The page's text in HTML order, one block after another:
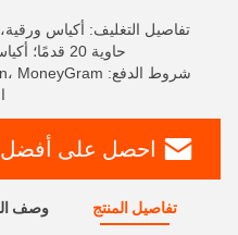
حاوية 20 قدمًا؛ أكياس بولي كبيرة، 100 كجم في كل منها،
شروط الدفع: L/C، D/A، D/P، T/T، Western Union، MoneyGram
احصل على
تفاصيل المنتج وصف